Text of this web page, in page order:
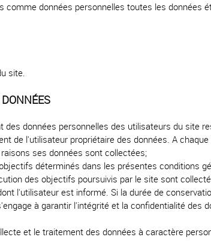
données personnelles toutes les données
site.
données personnelles des utilisateurs du site
de l'utilisateur propriétaire des données. A
ses données sont collectées;
déterminés dans les présentes conditions
des objectifs poursuivis par le site sont
l'utilisateur est informé. Si la durée de
à garantir l'intégrité et la confidentialité des
et le traitement des données à caractère